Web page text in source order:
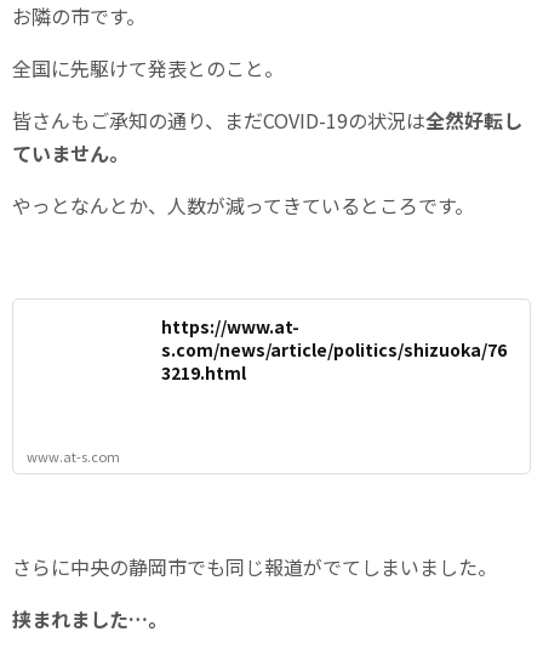
お隣の市です。
全国に先駆けて発表とのこと。
皆さんもご承知の通り、まだCOVID-19の状況は全然好転し
ていません。
やっとなんとか、人数が減ってきているところです。
https://www.at-
s.com/news/article/politics/shizuoka/76
3219.html
www.at-s.com
さらに中央の静岡市でも同じ報道がでてしまいました。
挟まれました…。